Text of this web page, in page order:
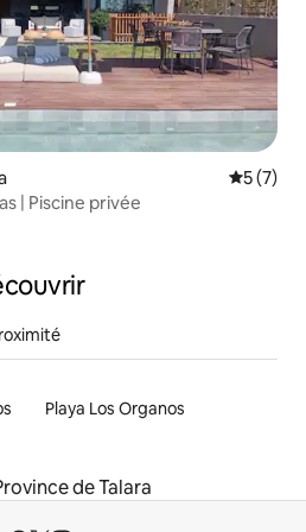
5 (7)
| Piscine privée
Playa Los Organos
de Talara